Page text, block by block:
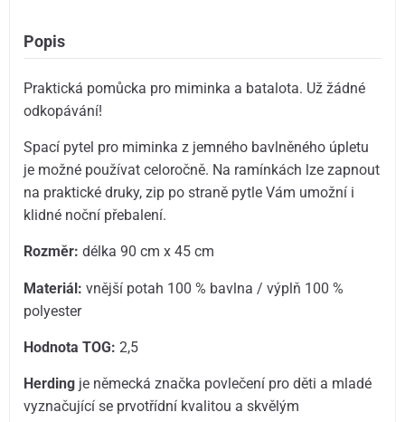
Popis
Praktická pomůcka pro miminka a batalota. Už žádné
odkopávání!
Spací pytel pro miminka z jemného bavlněného úpletu
je možné používat celoročně. Na ramínkách lze zapnout
na praktické druky, zip po straně pytle Vám umožní i
klidné noční přebalení.
Rozměr: délka 90 cm x 45 cm
Materiál: vnější potah 100 % bavlna / výplň 100 %
polyester
Hodnota TOG: 2,5
Herding je německá značka povlečení pro děti a mladé
vyznačující se prvotřídní kvalitou a skvělým